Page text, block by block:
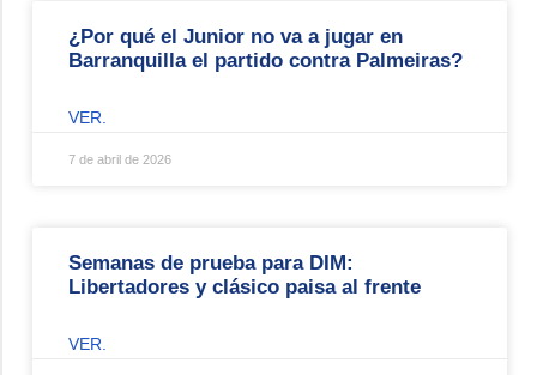
¿Por qué el Junior no va a jugar en
Barranquilla el partido contra Palmeiras?
VER.
7 de abril de 2026
Semanas de prueba para DIM:
Libertadores y clásico paisa al frente
VER.